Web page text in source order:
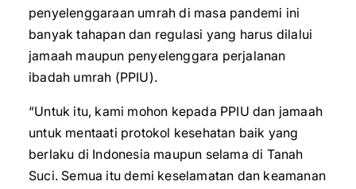
penyelenggaraan umrah di masa pandemi ini
banyak tahapan dan regulasi yang harus dilalui
jamaah maupun penyelenggara perjalanan
ibadah umrah (PPIU).
“Untuk itu, kami mohon kepada PPIU dan jamaah
untuk mentaati protokol kesehatan baik yang
berlaku di Indonesia maupun selama di Tanah
Suci. Semua itu demi keselamatan dan keamanan